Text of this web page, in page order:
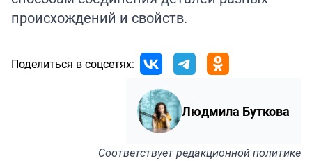
происхождений и свойств.
Поделиться в соцсетях:
Людмила Буткова
Соответствуетредакционной политике